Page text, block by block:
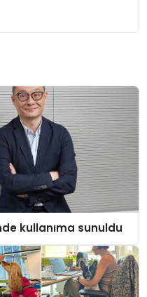
kullanıma sunuldu